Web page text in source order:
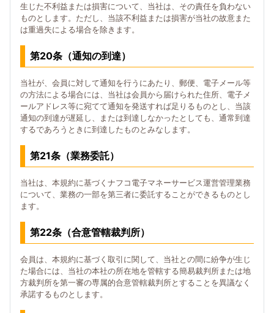
生じた不利益または損害について、当社は、その責任を負わない
ものとします。ただし、当該不利益または損害が当社の故意また
は重過失による場合を除きます。
第20条（通知の到達）
当社が、会員に対して通知を行うにあたり、郵便、電子メール等
の方法による場合には、当社は会員から届けられた住所、電子メ
ールアドレス等に宛てて通知を発送すれば足りるものとし、当該
通知の到達が遅延し、または到達しなかったとしても、通常到達
するであろうときに到達したものとみなします。
第21条（業務委託）
当社は、本規約に基づくナフコ電子マネーサービス運営管理業務
について、業務の一部を第三者に委託することができるものとし
ます。
第22条（合意管轄裁判所）
会員は、本規約に基づく取引に関して、当社との間に紛争が生じ
た場合には、当社の本社の所在地を管轄する簡易裁判所または地
方裁判所を第一審の専属的合意管轄裁判所とすることを異議なく
承諾するものとします。